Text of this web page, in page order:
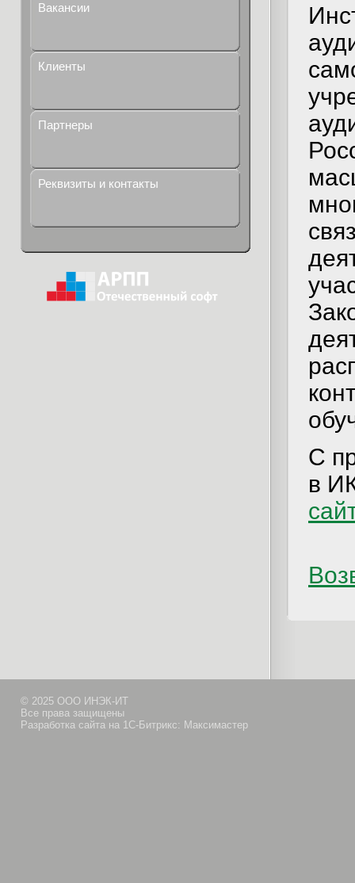
Вакансии
Клиенты
Партнеры
Реквизиты и контакты
С
в
© 2025 ООО ИНЭК-ИТ
Все права защищены
Разработка сайта на 1С-Битрикс: Максимастер